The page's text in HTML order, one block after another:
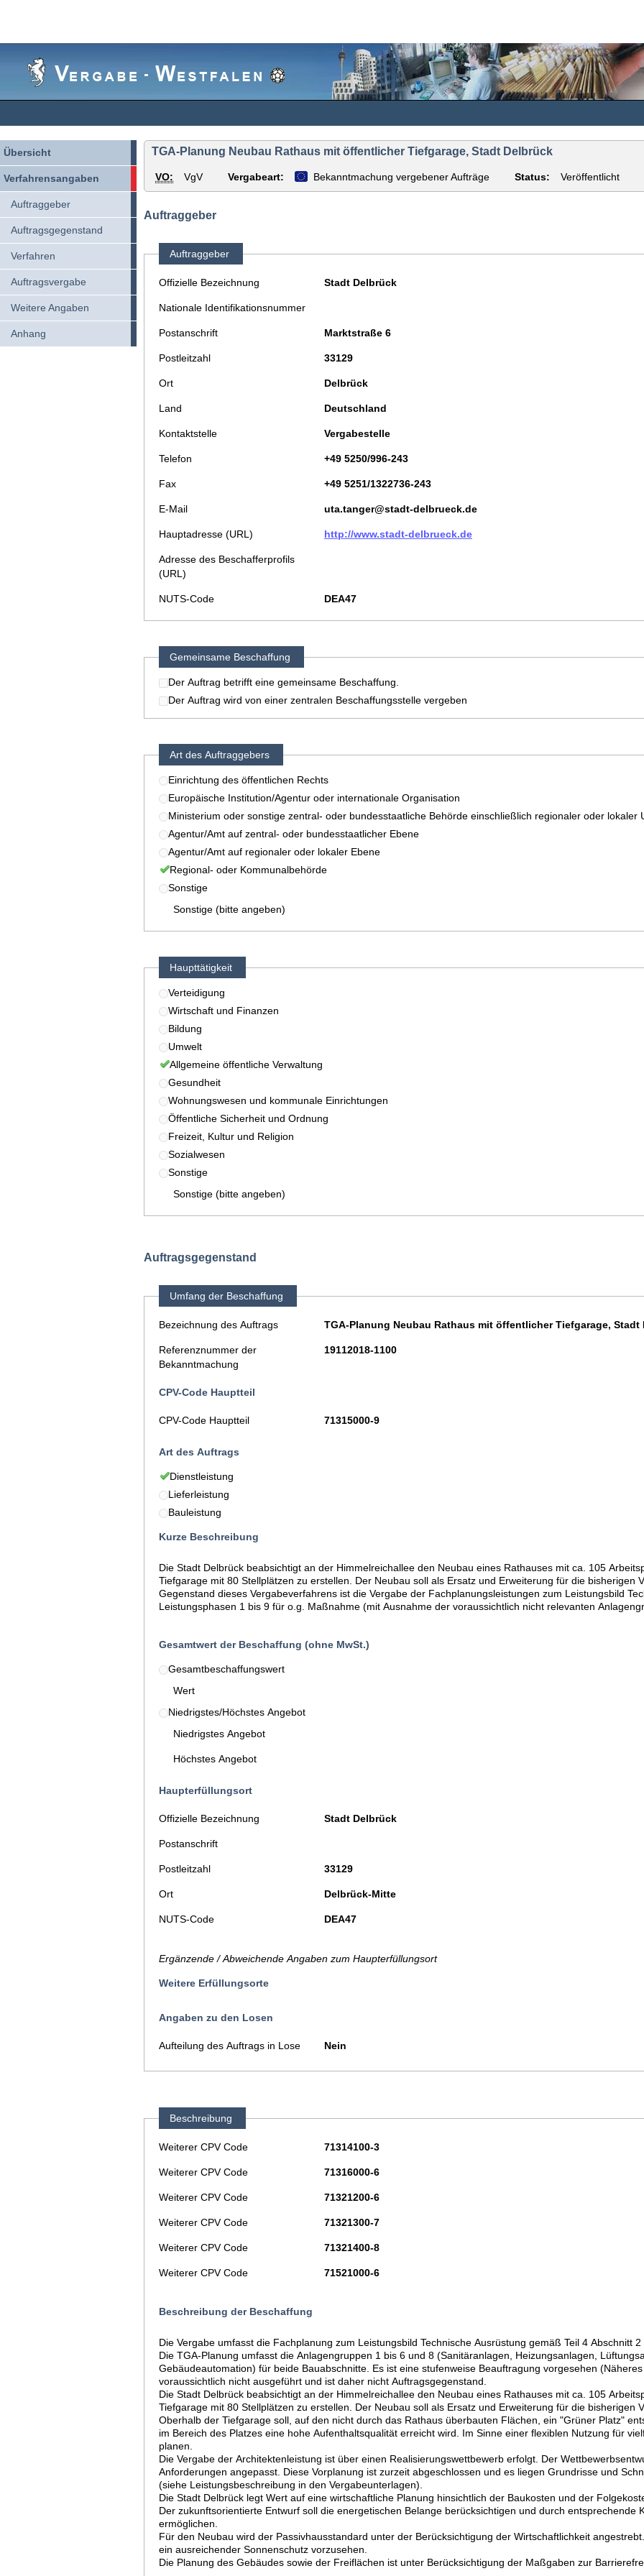
Übersicht
Verfahrensangaben
Auftraggeber
Auftragsgegenstand
Verfahren
Auftragsvergabe
Weitere Angaben
Anhang
TGA-Planung Neubau Rathaus mit öffentlicher Tiefgarage, Stadt Delbrück
VO: VgV Vergabeart: Bekanntmachung vergebener Aufträge Status: Veröffentlicht
Auftraggeber
Auftraggeber
Offizielle Bezeichnung Stadt Delbrück
Nationale Identifikationsnummer
Postanschrift Marktstraße 6
Postleitzahl 33129
Ort Delbrück
Land Deutschland
Kontaktstelle Vergabestelle
Telefon +49 5250/996-243
Fax +49 5251/1322736-243
E-Mail uta.tanger@stadt-delbrueck.de
Hauptadresse (URL) http://www.stadt-delbrueck.de
Adresse des Beschafferprofils
(URL)
NUTS-Code DEA47
Gemeinsame Beschaffung
Der Auftrag betrifft eine gemeinsame Beschaffung.
Der Auftrag wird von einer zentralen Beschaffungsstelle vergeben
Art des Auftraggebers
Einrichtung des öffentlichen Rechts
Europäische Institution/Agentur oder internationale Organisation
Ministerium oder sonstige zentral- oder bundesstaatliche Behörde einschließlich regionaler oder lokaler
Agentur/Amt auf zentral- oder bundesstaatlicher Ebene
Agentur/Amt auf regionaler oder lokaler Ebene
Regional- oder Kommunalbehörde
Sonstige
Sonstige (bitte angeben)
Haupttätigkeit
Verteidigung
Wirtschaft und Finanzen
Bildung
Umwelt
Allgemeine öffentliche Verwaltung
Gesundheit
Wohnungswesen und kommunale Einrichtungen
Öffentliche Sicherheit und Ordnung
Freizeit, Kultur und Religion
Sozialwesen
Sonstige
Sonstige (bitte angeben)
Auftragsgegenstand
Umfang der Beschaffung
Bezeichnung des Auftrags TGA-Planung Neubau Rathaus mit öffentlicher Tiefgarage, Stadt
Referenznummer der
Bekanntmachung
19112018-1100
CPV-Code Hauptteil
CPV-Code Hauptteil 71315000-9
Art des Auftrags
Dienstleistung
Lieferleistung
Bauleistung
Kurze Beschreibung
Die Stadt Delbrück beabsichtigt an der Himmelreichallee den Neubau eines Rathauses mit ca. 105
Tiefgarage mit 80 Stellplätzen zu erstellen. Der Neubau soll als Ersatz und Erweiterung für die bisherigen
Gegenstand dieses Vergabeverfahrens ist die Vergabe der Fachplanungsleistungen zum Leistungsbild
Leistungsphasen 1 bis 9 für o.g. Maßnahme (mit Ausnahme der voraussichtlich nicht relevanten
Gesamtwert der Beschaffung (ohne MwSt.)
Gesamtbeschaffungswert
Wert
Niedrigstes/Höchstes Angebot
Niedrigstes Angebot
Höchstes Angebot
Haupterfüllungsort
Offizielle Bezeichnung Stadt Delbrück
Postanschrift
Postleitzahl 33129
Ort Delbrück-Mitte
NUTS-Code DEA47
Ergänzende / Abweichende Angaben zum Haupterfüllungsort
Weitere Erfüllungsorte
Angaben zu den Losen
Aufteilung des Auftrags in Lose Nein
Beschreibung
Weiterer CPV Code 71314100-3
Weiterer CPV Code 71316000-6
Weiterer CPV Code 71321200-6
Weiterer CPV Code 71321300-7
Weiterer CPV Code 71321400-8
Weiterer CPV Code 71521000-6
Beschreibung der Beschaffung
Die Vergabe umfasst die Fachplanung zum Leistungsbild Technische Ausrüstung gemäß Teil 4 Abschnitt
Die TGA-Planung umfasst die Anlagengruppen 1 bis 6 und 8 (Sanitäranlagen, Heizungsanlagen,
Gebäudeautomation) für beide Bauabschnitte. Es ist eine stufenweise Beauftragung vorgesehen
voraussichtlich nicht ausgeführt und ist daher nicht Auftragsgegenstand.
Die Stadt Delbrück beabsichtigt an der Himmelreichallee den Neubau eines Rathauses mit ca. 105
Tiefgarage mit 80 Stellplätzen zu erstellen. Der Neubau soll als Ersatz und Erweiterung für die bisherigen
Oberhalb der Tiefgarage soll, auf den nicht durch das Rathaus überbauten Flächen, ein "Grüner Platz"
im Bereich des Platzes eine hohe Aufenthaltsqualität erreicht wird. Im Sinne einer flexiblen Nutzung für
planen.
Die Vergabe der Architektenleistung ist über einen Realisierungswettbewerb erfolgt. Der
Anforderungen angepasst. Diese Vorplanung ist zurzeit abgeschlossen und es liegen Grundrisse und
(siehe Leistungsbeschreibung in den Vergabeunterlagen).
Die Stadt Delbrück legt Wert auf eine wirtschaftliche Planung hinsichtlich der Baukosten und der
Der zukunftsorientierte Entwurf soll die energetischen Belange berücksichtigen und durch entsprechende
ermöglichen.
Für den Neubau wird der Passivhausstandard unter der Berücksichtigung der Wirtschaftlichkeit
ein ausreichender Sonnenschutz vorzusehen.
Die Planung des Gebäudes sowie der Freiflächen ist unter Berücksichtigung der Maßgaben zur